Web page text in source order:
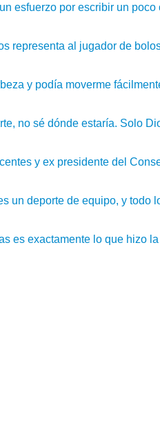
esfuerzo por escribir un poco
representa al jugador de
y podía moverme
no sé dónde estaría. Solo
y ex presidente del
un deporte de equipo, y todo
es exactamente lo que hizo